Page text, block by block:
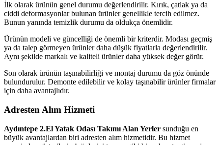
İlk olarak ürünün genel durumu değerlendirilir. Kırık, çatlak ya da
ciddi deformasyonlar bulunan ürünler genellikle tercih edilmez.
Bunun yanında temizlik durumu da oldukça önemlidir.
Ürünün modeli ve güncelliği de önemli bir kriterdir. Modası geçmiş
ya da talep görmeyen ürünler daha düşük fiyatlarla değerlendirilir.
Aynı şekilde markalı ve kaliteli ürünler daha yüksek değer görür.
Son olarak ürünün taşınabilirliği ve montaj durumu da göz önünde
bulundurulur. Demonte edilebilir ve kolay taşınabilir ürünler firmalar
için daha avantajlıdır.
Adresten Alım Hizmeti
Aydıntepe 2.El Yatak Odası Takımı Alan Yerler sunduğu en
büyük avantajlardan biri adresten alım hizmetidir. Bu hizmet